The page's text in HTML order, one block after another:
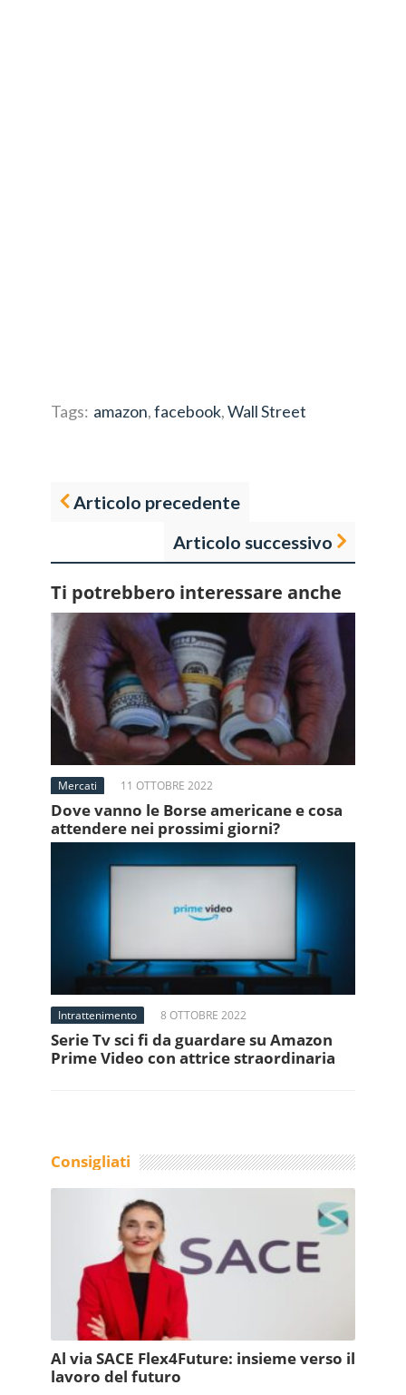
Tags: amazon,facebook,Wall Street
Articolo precedente
Articolo successivo
Ti potrebbero interessare anche
Mercati 11 OTTOBRE 2022
Dove vanno le Borse americane e cosa
attendere nei prossimi giorni?
Intrattenimento 8 OTTOBRE 2022
Serie Tv sci fi da guardare su Amazon
Prime Video con attrice straordinaria
Consigliati
Al via SACE Flex4Future: insieme verso il
lavoro del futuro